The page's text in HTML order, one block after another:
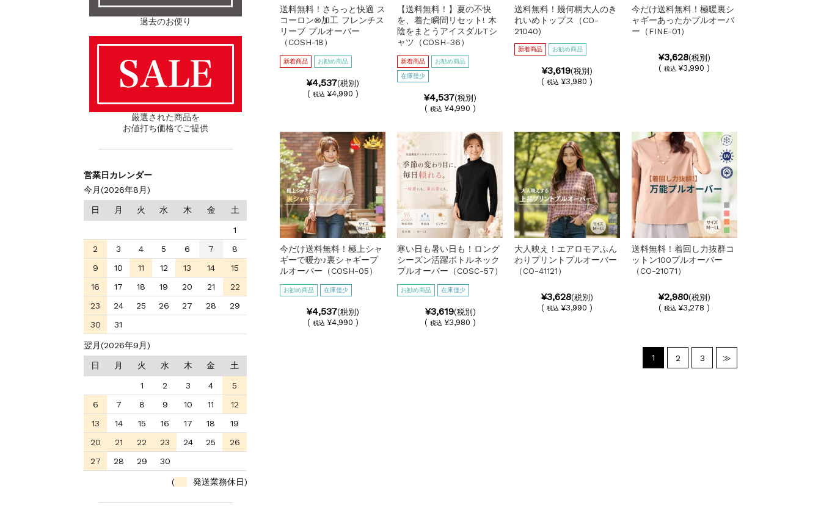
送料無料！さらっと快適 ス
コーロン®加工 フレンチス
リーブ プルオーバー
（COSH-18）
新着商品 お勧め商品
¥4,537(税別)
( 税込 ¥4,990 )
【送料無料！】夏の不快
を、着た瞬間リセット! 木
陰をまとうアイスダルTシ
ャツ（COSH-36）
新着商品 お勧め商品
在庫僅少
¥4,537(税別)
( 税込 ¥4,990 )
送料無料！幾何柄大人のき
れいめトップス（CO-
21040)
新着商品 お勧め商品
¥3,619(税別)
(税込 ¥3,980 )
今だけ送料無料！極暖裏シ
ャギーあったかプルオーバ
ー（FINE-01）
¥3,628(税別)
(税込 ¥3,990 )
今だけ送料無料！極上シャ
ギーで暖か♪裏シャギープ
ルオーバー（COSH-05）
お勧め商品 在庫僅少
¥4,537(税別)
( 税込 ¥4,990 )
寒い日も暑い日も！ロング
シーズン活躍ボトルネック
プルオーバー（COSC-57）
お勧め商品 在庫僅少
¥3,619(税別)
( 税込 ¥3,980 )
大人映え！エアロモアふん
わりプリントプルオーバー
（CO-41121）
¥3,628(税別)
(税込 ¥3,990 )
送料無料！着回し力抜群コ
ットン100プルオーバー
（CO-21071）
¥2,980(税別)
(税込 ¥3,278 )
1 2 3 ≫
過去のお便り
厳選された商品を
お値打ち価格でご提供
営業日カレンダー
今月(2026年8月)
日 月 火 水 木 金 土
1
2
3 4 5 6 7
8
9
10 11 12 13 14
15
16
17 18 19 20 21
22
23
24 25 26 27 28
29
30
31
翌月(2026年9月)
日 月 火 水 木 金 土
1 2 3 4
5
6
7 8 9 10 11
12
13
14 15 16 17 18
19
20
21 22 23 24 25
26
27
28 29 30
( 発送業務休日)